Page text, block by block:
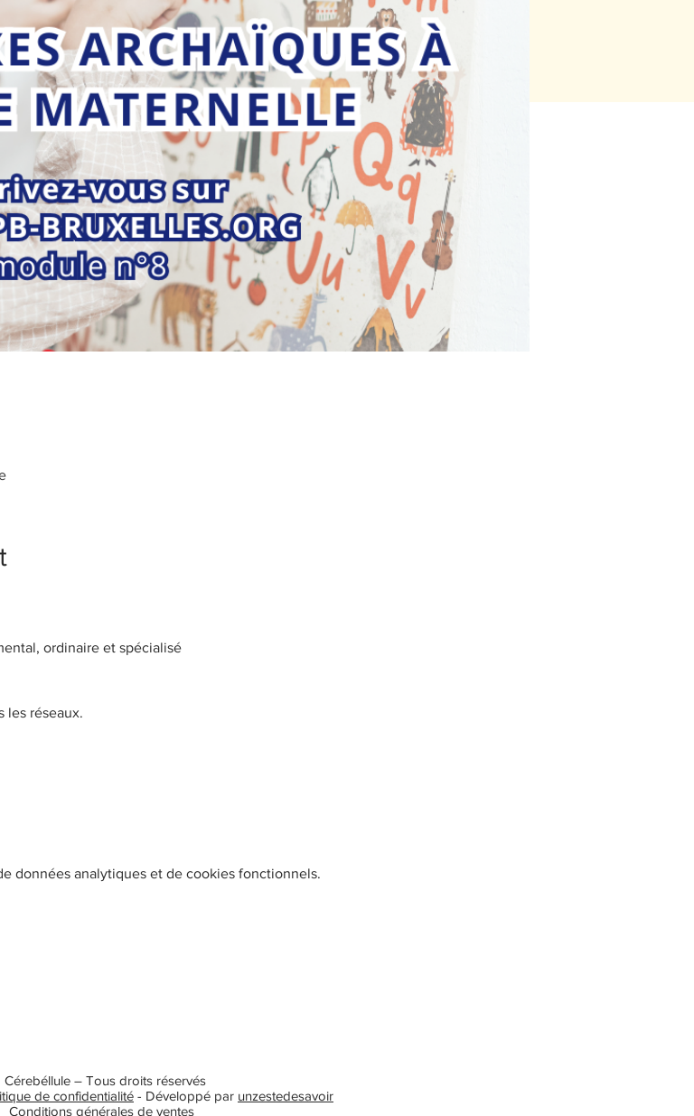
ordinaire et spécialisé
les réseaux.
données analytiques et de cookies fonctionnels.
– Tous droits réservés
de confidentialité - Développé par unzestedesavoir
Conditions générales de ventes